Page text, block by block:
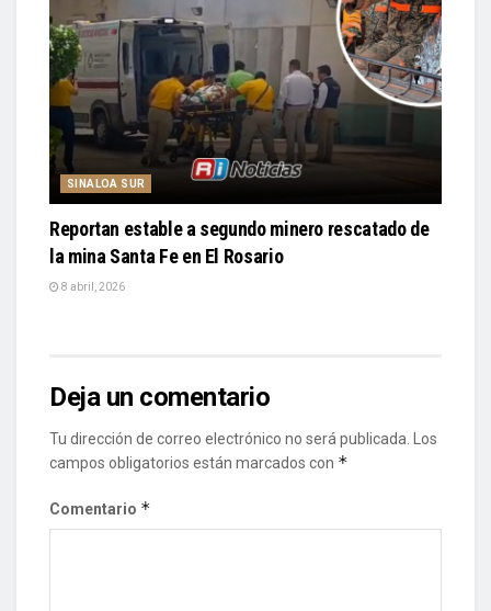
SINALOA SUR
Reportan estable a segundo minero rescatado de
la mina Santa Fe en El Rosario
8 abril, 2026
Deja un comentario
Tu dirección de correo electrónico no será publicada.
Los
campos obligatorios están marcados con *
Comentario *